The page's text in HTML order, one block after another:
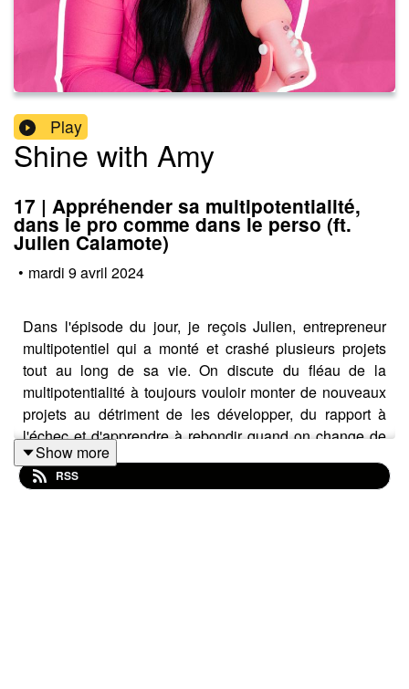
Play
Shine with Amy
17 | Appréhender sa multipotentialité,
dans le pro comme dans le perso (ft.
Julien Calamote)
• mardi 9 avril 2024
Dans l'épisode du jour, je reçois Julien, entrepreneur
multipotentiel qui a monté et crashé plusieurs projets
tout au long de sa vie. On discute du fléau de la
multipotentialité à toujours vouloir monter de nouveaux
projets au détriment de les développer, du rapport à
l'échec et d'apprendre à rebondir quand on change de
voie, mais aussi des challenges auxquels notre
fonctionnement atypique nous confronte par rapport à
Show more
RSS